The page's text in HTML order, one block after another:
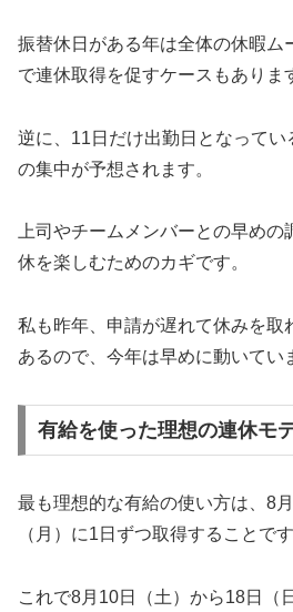
振替休日がある年は全体の休暇ム
で連休取得を促すケースもありま
逆に、11日だけ出勤日となって
の集中が予想されます。
上司やチームメンバーとの早め
休を楽しむためのカギです。
私も昨年、申請が遅れて休みを取
あるので、今年は早めに動いてい
有給を使った理想の連休モ
最も理想的な有給の使い方は、8
（月）に1日ずつ取得することです
これで8月10日（土）から18日（